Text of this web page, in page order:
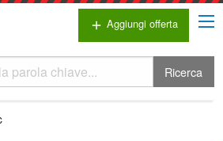
add Aggiungi offerta
Ricerca